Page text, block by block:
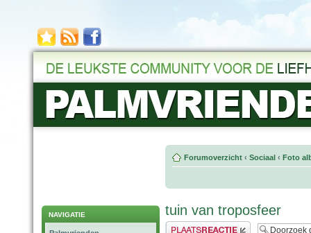
NAVIGATIE
Forumoverzicht ‹ Sociaal ‹ Foto
tuin van troposfeer
Plaats een reactie